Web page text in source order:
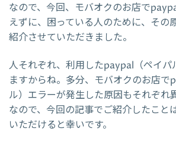
なので、今回、モバオクのお店で
えずに、困っている人のために、その
紹介させていただきました。
人それぞれ、利用したpaypal（ペイパ
ますからね。多分、モバオクのお店で
ル）エラーが発生した原因もそれぞれ
なので、今回の記事でご紹介したこと
いただけると幸いです。